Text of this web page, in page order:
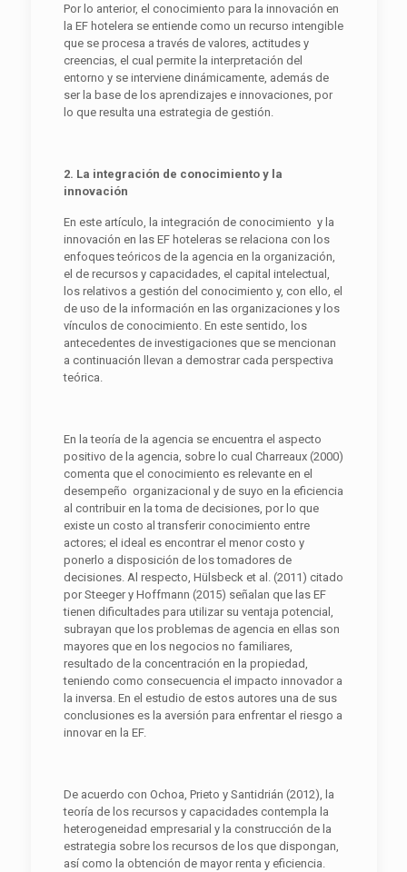
Por lo anterior, el conocimiento para la innovación en
la EF hotelera se entiende como un recurso intengible
que se procesa a través de valores, actitudes y
creencias, el cual permite la interpretación del
entorno y se interviene dinámicamente, además de
ser la base de los aprendizajes e innovaciones, por
lo que resulta una estrategia de gestión.
2. La integración de conocimiento y la
innovación
En este artículo, la integración de conocimiento y la
innovación en las EF hoteleras se relaciona con los
enfoques teóricos de la agencia en la organización,
el de recursos y capacidades, el capital intelectual,
los relativos a gestión del conocimiento y, con ello, el
de uso de la información en las organizaciones y los
vínculos de conocimiento. En este sentido, los
antecedentes de investigaciones que se mencionan
a continuación llevan a demostrar cada perspectiva
teórica.
En la teoría de la agencia se encuentra el aspecto
positivo de la agencia, sobre lo cual Charreaux (2000)
comenta que el conocimiento es relevante en el
desempeño organizacional y de suyo en la eficiencia
al contribuir en la toma de decisiones, por lo que
existe un costo al transferir conocimiento entre
actores; el ideal es encontrar el menor costo y
ponerlo a disposición de los tomadores de
decisiones. Al respecto, Hülsbeck et al. (2011) citado
por Steeger y Hoffmann (2015) señalan que las EF
tienen dificultades para utilizar su ventaja potencial,
subrayan que los problemas de agencia en ellas son
mayores que en los negocios no familiares,
resultado de la concentración en la propiedad,
teniendo como consecuencia el impacto innovador a
la inversa. En el estudio de estos autores una de sus
conclusiones es la aversión para enfrentar el riesgo a
innovar en la EF.
De acuerdo con Ochoa, Prieto y Santidrián (2012), la
teoría de los recursos y capacidades contempla la
heterogeneidad empresarial y la construcción de la
estrategia sobre los recursos de los que dispongan,
así como la obtención de mayor renta y eficiencia.